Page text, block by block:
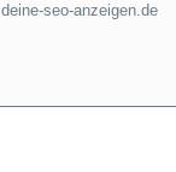
deine-seo-anzeigen.de